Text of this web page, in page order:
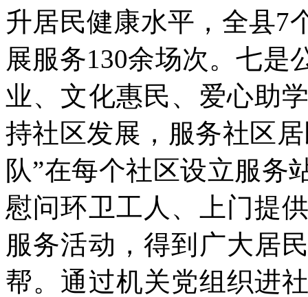
升居民健康水平，全县7
展服务130余场次。七是
业、文化惠民、爱心助
持社区发展，服务社区
队”在每个社区设立服务
慰问环卫工人、上门提
服务活动，得到广大居
帮。通过机关党组织进